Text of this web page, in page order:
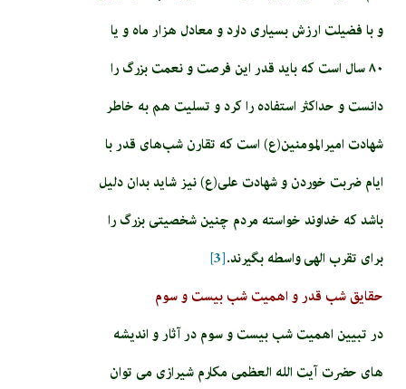
و با فضیلت ارزش بسیاری دارد و معادل هزار ماه و یا
۸۰ سال است که باید قدر این فرصت و نعمت بزرگ را
دانست و حداکثر استفاده را کرد و تسلیت هم به خاطر
شهادت امیرالمومنین(ع) است که تقارن شب‌های قدر با
ایام ضربت خوردن و شهادت علی(ع) نیز شاید بدان دلیل
باشد که خداوند خواسته مردم چنین شخصیتی بزرگ را
برای تقرب الهی واسطه بگیرند.[3]
حقایق شب قدر و اهمیت شب بیست و سوم
در تبیین اهمیت شب بیست و سوم در آثار و اندیشه
های حضرت آیت الله العظمی مکارم شیرازی می توان